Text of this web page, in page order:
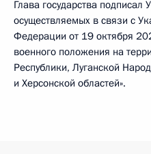
Глава государства
осуществляемых в связи с
Федерации от 19 октября
военного положения на
Республики, Луганской
и Херсонской областей».